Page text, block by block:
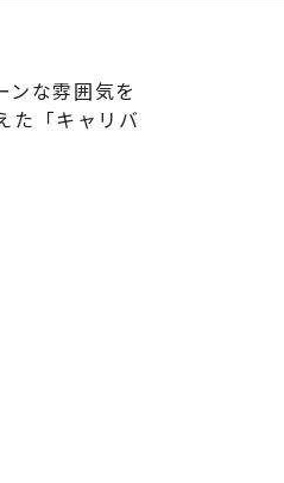
な雰囲気を
た「キャリバ